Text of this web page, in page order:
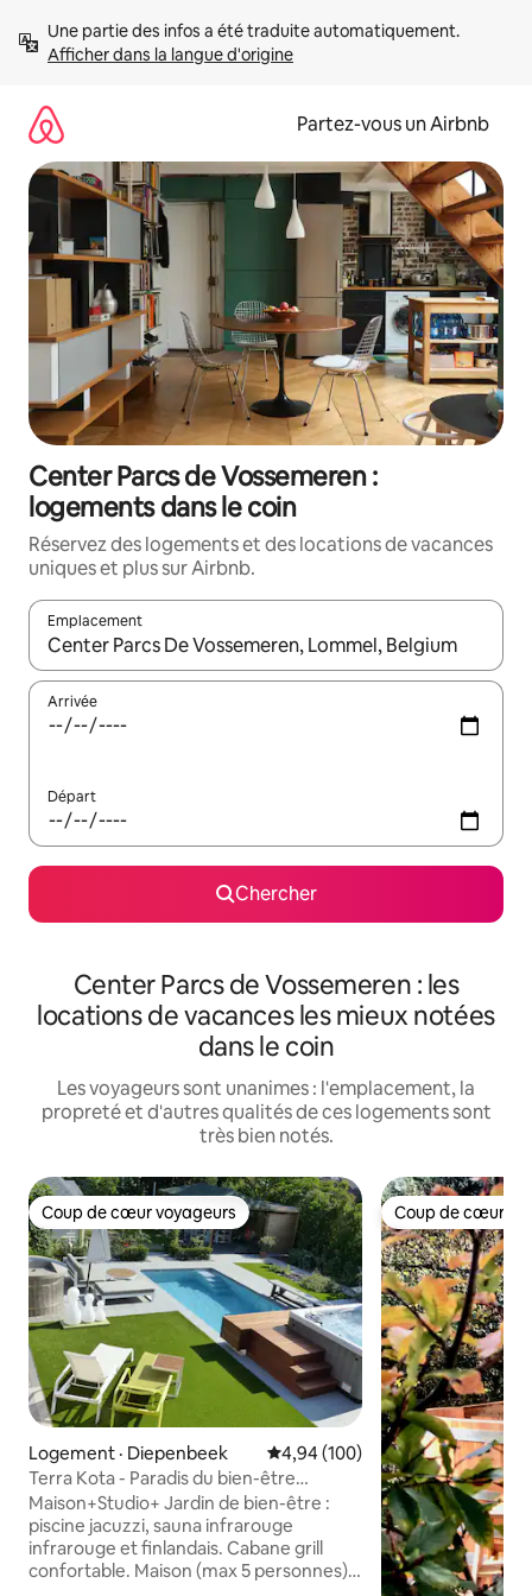
directement
Afficher dans la langue d'origine
Partez-vous un Airbnb
Center Parcs de Vossemeren :
logements dans le coin
Réservez des logements et des locations de vacances
uniques et plus sur Airbnb.
Emplacement
Quand les résultats sont affichés, parcourez-les en utilisant
Arrivée
Départ
Chercher
Center Parcs de Vossemeren : les
locations de vacances les mieux notées
dans le coin
Les voyageurs sont unanimes : l'emplacement, la
propreté et d'autres qualités de ces logements sont
très bien notés.
Coup de cœur voyageurs
Coup de cœur voyageurs
Logement · Diepenbeek Note moyenne de 4,94 sur 5,
4,94 (100)
Terra Kota - Paradis du bien-être
Limbourg
Maison+Studio+ Jardin de bien-être :
piscine jacuzzi, sauna infrarouge
infrarouge et finlandais. Cabane grill
confortable. Maison (max 5 personnes)
Coup de cœur
Coup de cœur